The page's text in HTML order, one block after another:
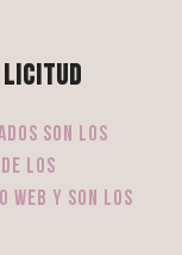
licitud
son los
los
web y son los